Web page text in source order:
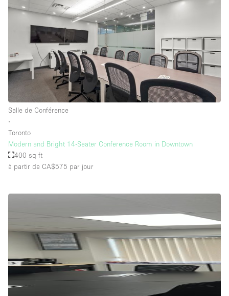
Salle de Conférence
∙
Toronto
Modern and Bright 14-Seater Conference Room in Downtown
400 sq ft
à partir de CA$575 par jour